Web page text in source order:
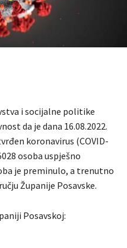
i socijalne politike
da je dana 16.08.2022.
koronavirus (COVID-
osoba uspješno
je preminulo, a trenutno
Županije Posavske.
Posavskoj: